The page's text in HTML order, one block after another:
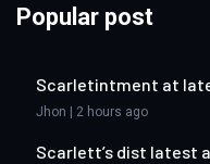
Popular post
Scarletintment at
Jhon | 2 hours ago
Scarlett’s dist latest